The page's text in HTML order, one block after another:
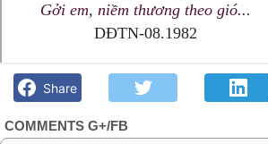
Gởi em, niềm thương theo gió...
DĐTN-08.1982
Chút gì để nhớ!
Share
COMMENTS G+/FB